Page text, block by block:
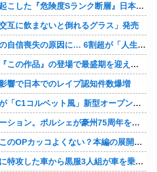
度Sランク断層』日本のド真ん中に10カ所もあると判明
互に飲まないと倒れるグラス」発売
喪失の原因に… 6割超が「人生の敗者」自認
作品』の登場で最盛期を迎えてしまう…
響で日本でのレイプ認知件数爆増
の最新ティーザー画像を公開、マツダ・ロードスターの信頼性にレトロな外観がドッキング
モデル「911 Turbo S Land Down Under」を発表、1951年の「見果てぬ夢」が内外装に再現
よくない？本編の展開ちゃんと反映してて完成度高いし
した車から黒服3人組が車を乗り捨てて逃走